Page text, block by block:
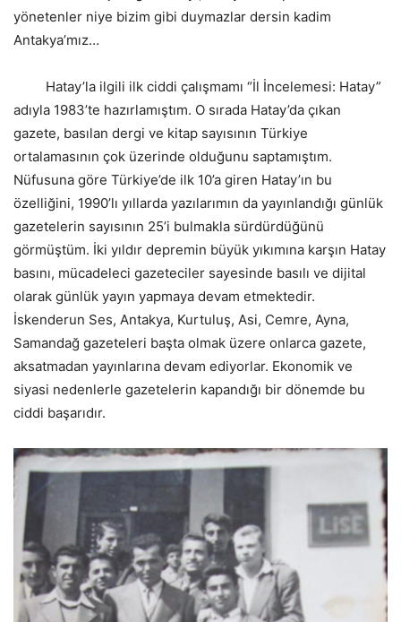
yönetenler niye bizim gibi duymazlar dersin kadim
Antakya’mız…
Hatay’la ilgili ilk ciddi çalışmamı “İl İncelemesi: Hatay”
adıyla 1983’te hazırlamıştım. O sırada Hatay’da çıkan
gazete, basılan dergi ve kitap sayısının Türkiye
ortalamasının çok üzerinde olduğunu saptamıştım.
Nüfusuna göre Türkiye’de ilk 10’a giren Hatay’ın bu
özelliğini, 1990’lı yıllarda yazılarımın da yayınlandığı günlük
gazetelerin sayısının 25’i bulmakla sürdürdüğünü
görmüştüm. İki yıldır depremin büyük yıkımına karşın Hatay
basını, mücadeleci gazeteciler sayesinde basılı ve dijital
olarak günlük yayın yapmaya devam etmektedir.
İskenderun Ses, Antakya, Kurtuluş, Asi, Cemre, Ayna,
Samandağ gazeteleri başta olmak üzere onlarca gazete,
aksatmadan yayınlarına devam ediyorlar. Ekonomik ve
siyasi nedenlerle gazetelerin kapandığı bir dönemde bu
ciddi başarıdır.